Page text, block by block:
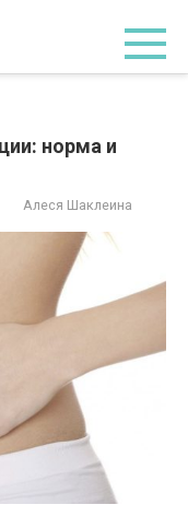
норма и
Алеся Шаклеина